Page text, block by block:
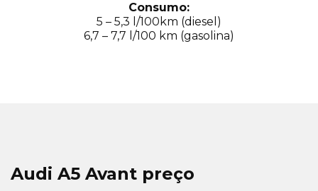
Consumo:
5 – 5,3 l/100km (diesel)
6,7 – 7,7 l/100 km (gasolina)
Audi A5 Avant preço